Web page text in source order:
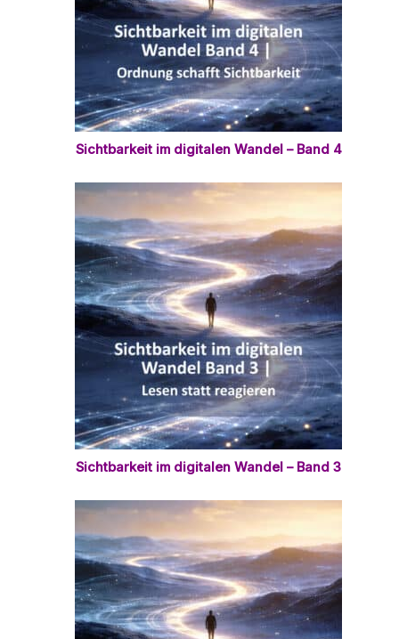
Sichtbarkeit im digitalen Wandel – Band 4
Sichtbarkeit im digitalen Wandel – Band 3